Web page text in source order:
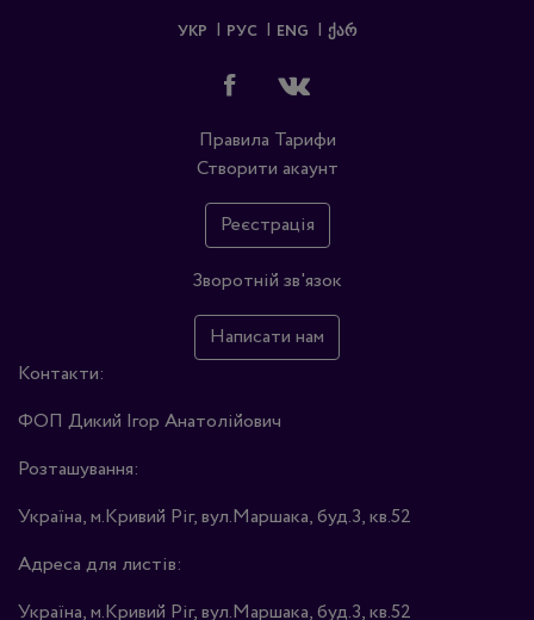
УКР РУС ENG ᲥᲐᲠ
Правила Тарифи
Створити акаунт
Реєстрація
Зворотній зв'язок
Написати нам
Контакти:
ФОП Дикий Ігор Анатолійович
Розташування:
Україна, м.Кривий Ріг, вул.Маршака, буд.3, кв.52
Адреса для листів:
Україна, м.Кривий Ріг, вул.Маршака, буд.3, кв.52